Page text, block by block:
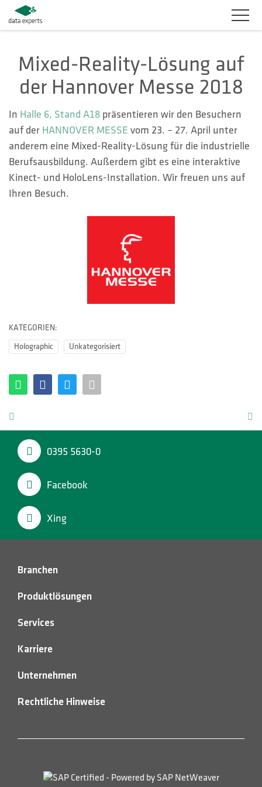
PRODUKTLÖSUNGEN
SERVICES
KARRIERE
UNTERNEHMEN
Mixed-Reality-Lösung auf
der Hannover Messe 2018
In Halle 6, Stand A18 präsentieren wir den Besuchern
auf der HANNOVER MESSE vom 23. – 27. April unter
anderem eine Mixed-Reality-Lösung für die industrielle
Berufsausbildung. Außerdem gibt es eine interaktive
Kinect- und HoloLens-Installation. Wir freuen uns auf
Ihren Besuch.
KATEGORIEN:
Holographic Unkategorisiert
0395 5630-0
Facebook
Xing
Branchen
Produktlösungen
Services
Karriere
Unternehmen
Rechtliche Hinweise